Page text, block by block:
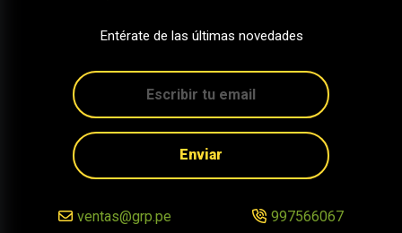
Entérate de las últimas novedades
Enviar
ventas@grp.pe 997566067